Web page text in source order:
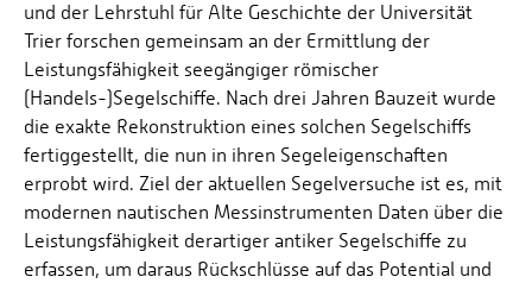
und der Lehrstuhl für Alte Geschichte der Universität
Trier forschen gemeinsam an der Ermittlung der
Leistungsfähigkeit seegängiger römischer
(Handels-)Segelschiffe. Nach drei Jahren Bauzeit wurde
die exakte Rekonstruktion eines solchen Segelschiffs
fertiggestellt, die nun in ihren Segeleigenschaften
erprobt wird. Ziel der aktuellen Segelversuche ist es, mit
modernen nautischen Messinstrumenten Daten über die
Leistungsfähigkeit derartiger antiker Segelschiffe zu
erfassen, um daraus Rückschlüsse auf das Potential und